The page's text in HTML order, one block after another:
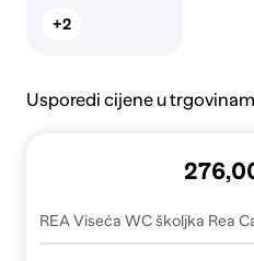
+2
Usporedi cijene u